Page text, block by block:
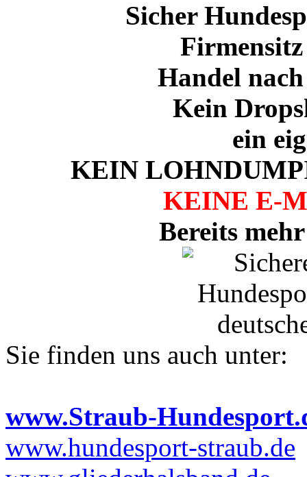
Sicher
Handel
Kein
ein
KEIN
KEINE E-
Bereits
Sie finden uns auch unter:
www.Straub-
www.hundesport-straub.de